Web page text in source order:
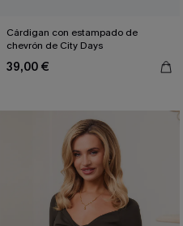
Cárdigan con estampado de
chevrón de City Days
39,00 €